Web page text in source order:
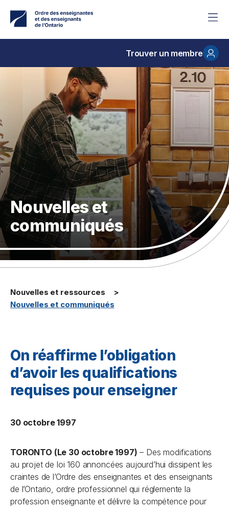
contenu
Trouver un membre
Nouvelles et
communiqués
Nouvelles et ressources
Nouvelles et communiqués
On réaffirme l’obligation
d’avoir les qualifications
requises pour enseigner
30 octobre 1997
TORONTO (Le 30 octobre 1997) – Des modifications
au projet de loi 160 annoncées aujourd’hui dissipent les
craintes de l’Ordre des enseignantes et des enseignants
de l’Ontario, ordre professionnel qui réglemente la
profession enseignante et délivre la compétence pour